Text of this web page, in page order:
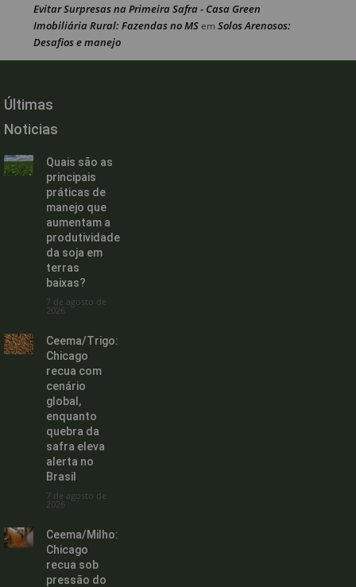
Evitar Surpresas na Primeira Safra - Casa Green
Imobiliária Rural: Fazendas no MSem Solos Arenosos:
Desafios e manejo
Últimas
Noticias
Quais são as
principais
práticas de
manejo que
aumentam a
produtividade
da soja em
terras
baixas?
7 de agosto de
2026
Ceema/Trigo:
Chicago
recua com
cenário
global,
enquanto
quebra da
safra eleva
alerta no
Brasil
7 de agosto de
2026
Ceema/Milho:
Chicago
recua sob
pressão do